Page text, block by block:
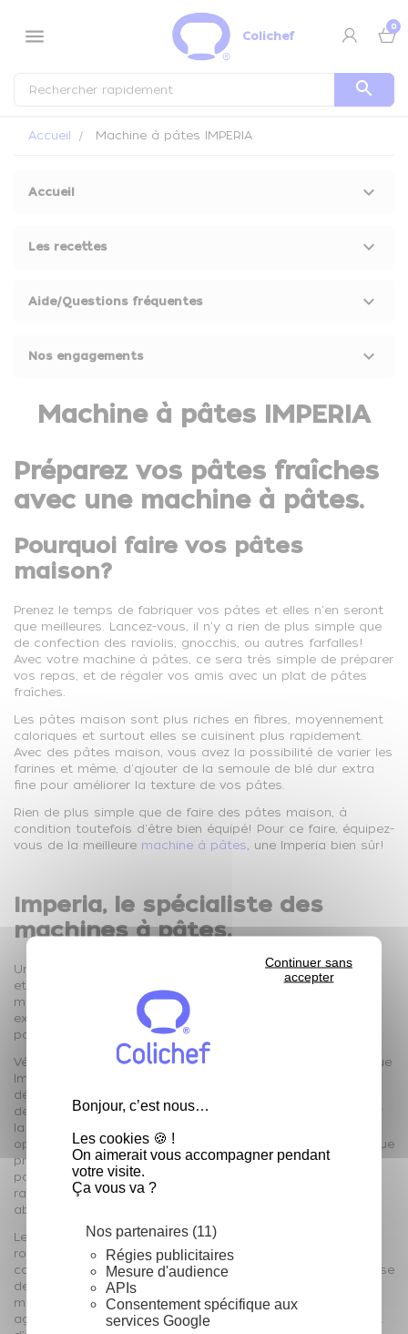
Bonjour, c’est nous…
Les cookies 🍪 !
On aimerait vous accompagner pendant
votre visite.
Ça vous va ?
Nos partenaires (11)
Régies publicitaires
Mesure d'audience
APIs
Consentement spécifique aux
services Google
Continuer sans
accepter
menu Colichef
0
search
Accueil Machine à pâtes IMPERIA
Accueil keyboard_arrow_down
Les recettes keyboard_arrow_down
Aide/Questions fréquentes keyboard_arrow_down
Nos engagements keyboard_arrow_down
Machine à pâtes IMPERIA
Préparez vos pâtes fraîches
avec une machine à pâtes.
Pourquoi faire vos pâtes
maison?
Prenez le temps de fabriquer vos pâtes et elles n'en seront
que meilleures. Lancez-vous, il n'y a rien de plus simple que
de confection des raviolis, gnocchis, ou autres farfalles!
Avec votre machine à pâtes, ce sera très simple de préparer
vos repas, et de régaler vos amis avec un plat de pâtes
fraîches.
Les pâtes maison sont plus riches en fibres, moyennement
caloriques et surtout elles se cuisinent plus rapidement.
Avec des pâtes maison, vous avez la possibilité de varier les
farines et même, d'ajouter de la semoule de blé dur extra
fine pour améliorer la texture de vos pâtes.
Rien de plus simple que de faire des pâtes maison, à
condition toutefois d'être bien équipé! Pour ce faire, équipez-
vous de la meilleure machine à pâtes , une Imperia bien sûr!
Imperia, le spécialiste des
machines à pâtes.
Une machine Imperia reste un investissement peu onéreux
et très rentable. Avec une machine à pâtes, les pâtes
maison sont d'une simplicité affolante. La pâte se lisse
extrêmement facilement, sans fatigue ni dextérité
particulière.
Véritable produit artisanal, la machine à pâtes de la marque
Imperia est une référence sur le marché. Depuis plusieurs
décennies, la machine Imperia est synonyme de qualité et
de tradition italienne. Plusieurs modèles sont proposés par
la marque. Pour fabriquer vos pâtes maison, vous pouvez
opter pour une machine manuelle ou motorisée. Pour chaque
produit, la marque propose des accessoires démontables
pour un plus grand confort et pour un entretien facile et
rapide. Le prix d'une machine à pâtes Imperia reste très
abordable et représente le meilleur rapport qualité/prix.
Les critères de références de la marque sont : qualité,
robustesse, fiabilité et longévité. Les matériaux utilisés
caractérisent les qualités de la machine. Le fabriquant utilise
de l'acier nickelé, de l'acier trempé et de l'acier chromé. La
machine présente donc un aspect visuel esthétiquement
agréable et une solidité à toute épreuve, faisant de l'achat